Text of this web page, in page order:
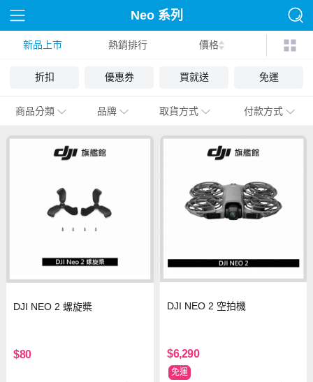
Neo 系列
新品上市 熱銷排行 價格
折扣 優惠券 買就送 免運
商品分類 品牌 取貨方式 付款方式
DJI NEO 2 螺旋槳
$80
DJI NEO 2 空拍機
$6,290
免運